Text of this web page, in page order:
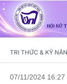
TRI THỨC & KỸ
07/11/2024 16:27